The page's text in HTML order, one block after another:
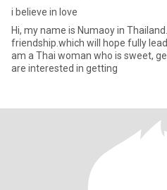
i believe in love
Hi, my name is Numaoy in Thailand. I want to meet gentlemen for
friendship.which will hope fully lead to long -term commitment. I
am a Thai woman who is sweet, gentle and understanding. if you
are interested in getting